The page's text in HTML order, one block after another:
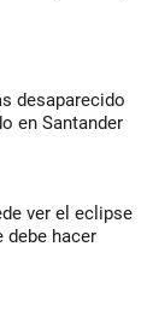
desaparecido
en Santander
ver el eclipse
debe hacer